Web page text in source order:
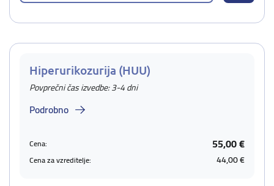
Hiperurikozurija (HUU)
Povprečni čas izvedbe: 3-4 dni
Podrobno
Cena: 55,00 €
Cena za vzreditelje: 44,00 €